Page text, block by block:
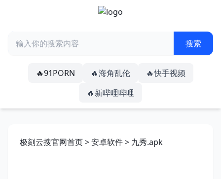
🔥91PORN 🔥海角乱伦
🔥快手视频
🔥新哔哩哔哩
极刻云搜官网首页>安卓软件> 九秀.apk